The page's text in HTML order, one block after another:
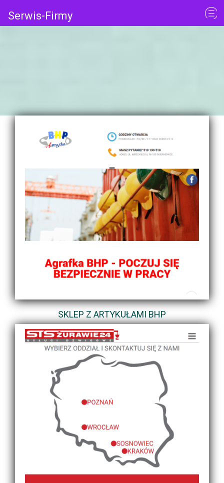
Serwis-Firmy
SKLEP Z ARTYKUŁAMI BHP